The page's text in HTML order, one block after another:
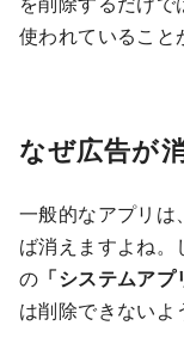
使われていること
なぜ広告が
一般的なアプリ
ば消えますよね
の 「システムア
は削除できないよ